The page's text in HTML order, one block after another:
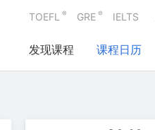
TOEFL ® GRE ® IELTS
发现课程 课程日历